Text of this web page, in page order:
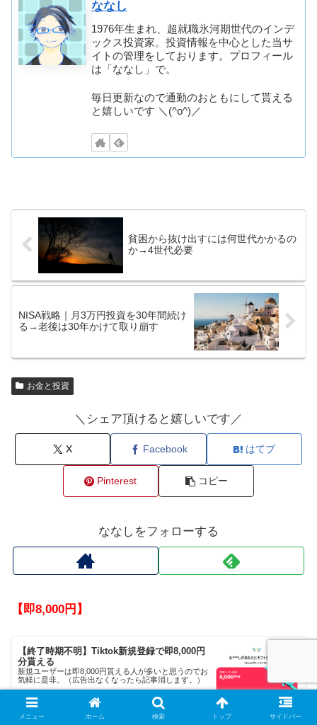
ななし
1976年生まれ、超就職氷河期世代のインデ
ックス投資家。投資情報を中心とした当サ
イトの管理をしております。プロフィール
は「ななし」で。
毎日更新なので通勤のおともにして貰える
と嬉しいです ＼(^o^)／
貧困から抜け出すには何世代かかるの
か→4世代必要
NISA戦略｜月3万円投資を30年間続け
る→老後は30年かけて取り崩す
お金と投資
＼シェア頂けると嬉しいです／
X Facebook はてブ
Pinterest コピー
ななしをフォローする
【即8,000円】
【終了時期不明】Tiktok新規登録で即8,000円
分貰える
新規ユーザーは即8,000円貰える人が多いと思うのでお
気軽に是非。（広告出なくなったら記事消します。）
hyougaki.xyz 2026.06.30
メニュー ホーム 検索 トップ サイドバー